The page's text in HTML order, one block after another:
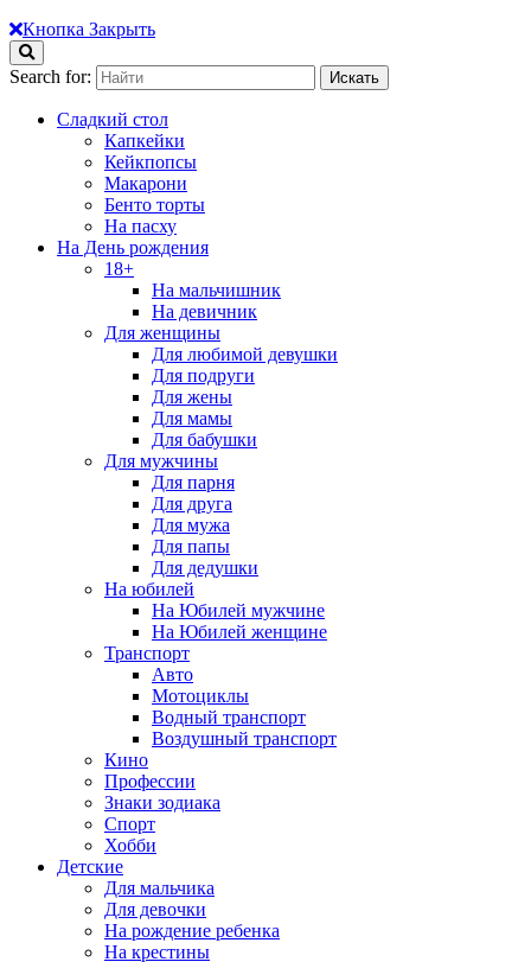
Кнопка Закрыть
Search for:
Сладкий стол
Капкейки
Кейкпопсы
Макарони
Бенто торты
На пасху
На День рождения
18+
На мальчишник
На девичник
Для женщины
Для любимой девушки
Для подруги
Для жены
Для мамы
Для бабушки
Для мужчины
Для парня
Для друга
Для мужа
Для папы
Для дедушки
На юбилей
На Юбилей мужчине
На Юбилей женщине
Транспорт
Авто
Мотоциклы
Водный транспорт
Воздушный транспорт
Кино
Профессии
Знаки зодиака
Спорт
Хобби
Детские
Для мальчика
Для девочки
На рождение ребенка
На крестины